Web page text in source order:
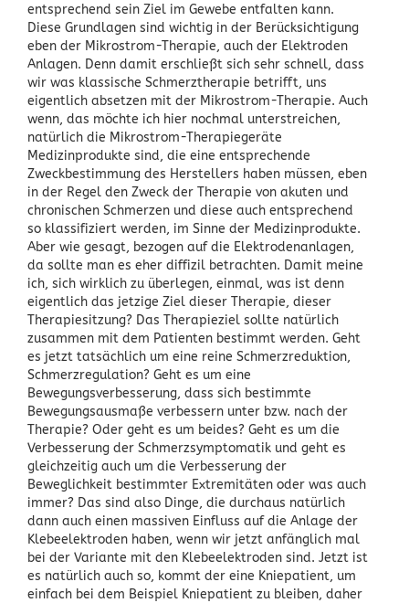
entsprechend sein Ziel im Gewebe entfalten kann.
Diese Grundlagen sind wichtig in der Berücksichtigung
eben der Mikrostrom-Therapie, auch der Elektroden
Anlagen. Denn damit erschließt sich sehr schnell, dass
wir was klassische Schmerztherapie betrifft, uns
eigentlich absetzen mit der Mikrostrom-Therapie. Auch
wenn, das möchte ich hier nochmal unterstreichen,
natürlich die Mikrostrom-Therapiegeräte
Medizinprodukte sind, die eine entsprechende
Zweckbestimmung des Herstellers haben müssen, eben
in der Regel den Zweck der Therapie von akuten und
chronischen Schmerzen und diese auch entsprechend
so klassifiziert werden, im Sinne der Medizinprodukte.
Aber wie gesagt, bezogen auf die Elektrodenanlagen,
da sollte man es eher diffizil betrachten. Damit meine
ich, sich wirklich zu überlegen, einmal, was ist denn
eigentlich das jetzige Ziel dieser Therapie, dieser
Therapiesitzung? Das Therapieziel sollte natürlich
zusammen mit dem Patienten bestimmt werden. Geht
es jetzt tatsächlich um eine reine Schmerzreduktion,
Schmerzregulation? Geht es um eine
Bewegungsverbesserung, dass sich bestimmte
Bewegungsausmaße verbessern unter bzw. nach der
Therapie? Oder geht es um beides? Geht es um die
Verbesserung der Schmerzsymptomatik und geht es
gleichzeitig auch um die Verbesserung der
Beweglichkeit bestimmter Extremitäten oder was auch
immer? Das sind also Dinge, die durchaus natürlich
dann auch einen massiven Einfluss auf die Anlage der
Klebeelektroden haben, wenn wir jetzt anfänglich mal
bei der Variante mit den Klebeelektroden sind. Jetzt ist
es natürlich auch so, kommt der eine Kniepatient, um
einfach bei dem Beispiel Kniepatient zu bleiben, daher